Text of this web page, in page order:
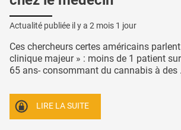
Actualité publiée il y a 2 mois 1 jour
Ces chercheurs certes américains
clinique majeur » : moins de 1 patient
65 ans- consommant du cannabis à des
LIRE LA SUITE